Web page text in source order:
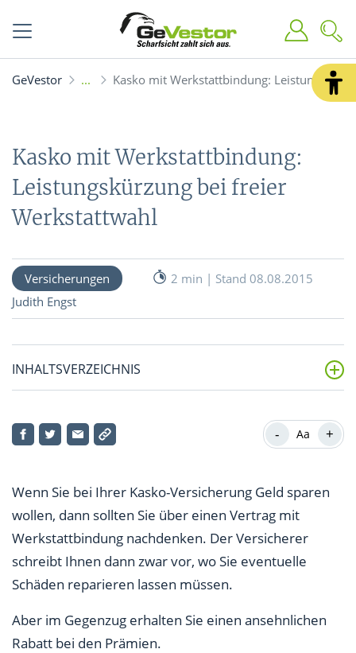
GeVestor Kasko mit Werkstattbindung:
Kasko mit Werkstattbindung:
Leistungskürzung bei freier
Werkstattwahl
Versicherungen
2 min | Stand 08.08.2015
Judith Engst
INHALTSVERZEICHNIS
Fazit: Halten Sie sich genau an die Abmachungen!
- Aa +
Wenn Sie bei Ihrer Kasko-Versicherung Geld sparen
wollen, dann sollten Sie über einen Vertrag mit
Werkstattbindung nachdenken. Der Versicherer
schreibt Ihnen dann zwar vor, wo Sie eventuelle
Schäden reparieren lassen müssen.
Aber im Gegenzug erhalten Sie einen ansehnlichen
Rabatt bei den Prämien.